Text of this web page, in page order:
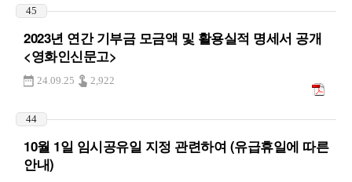
45
2023년 연간 기부금 모금액 및 활용실적 명세서 공개
<영화인신문고>
24.09.25 2,922
44
10월 1일 임시공유일 지정 관련하여 (유급휴일에 따른
안내)